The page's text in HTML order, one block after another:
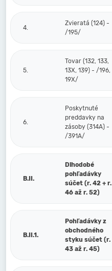
4.
Zvieratá (124) -
/195/
5.
Tovar (132, 133,
13X, 139) - /196,
19X/
6.
Poskytnuté
preddavky na
zásoby (314A) -
/391A/
B.II.
Dlhodobé
pohľadávky
súčet (r. 42 + r.
46 až r. 52)
B.II.1.
Pohľadávky z
obchodného
styku súčet (r.
43 až r. 45)